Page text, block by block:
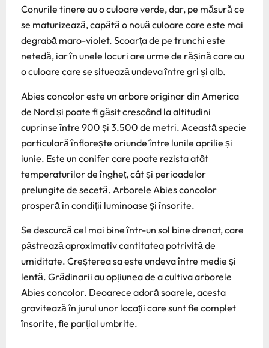
Conurile tinere au o culoare verde, dar, pe măsură ce
se maturizează, capătă o nouă culoare care este mai
degrabă maro-violet. Scoarța de pe trunchi este
netedă, iar în unele locuri are urme de rășină care au
o culoare care se situează undeva între gri și alb.
Abies concolor este un arbore originar din America
de Nord și poate fi găsit crescând la altitudini
cuprinse între 900 și 3.500 de metri. Această specie
particulară înflorește oriunde între lunile aprilie și
iunie. Este un conifer care poate rezista atât
temperaturilor de îngheț, cât și perioadelor
prelungite de secetă. Arborele Abies concolor
prosperă în condiții luminoase și însorite.
Se descurcă cel mai bine într-un sol bine drenat, care
păstrează aproximativ cantitatea potrivită de
umiditate. Creșterea sa este undeva între medie și
lentă. Grădinarii au opțiunea de a cultiva arborele
Abies concolor. Deoarece adoră soarele, acesta
gravitează în jurul unor locații care sunt fie complet
însorite, fie parțial umbrite.